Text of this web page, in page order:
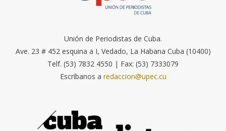
Unión de Periodistas de Cuba.
Ave. 23 # 452 esquina a I, Vedado, La Habana Cuba (10400)
Telf. (53) 7832 4550 | Fax: (53) 7333079
Escríbanos a redaccion@upec.cu